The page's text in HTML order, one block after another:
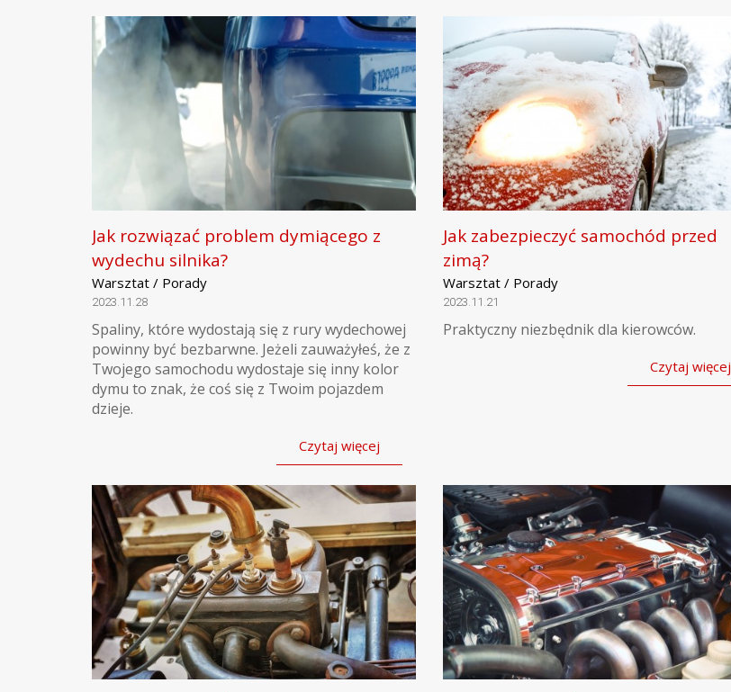
Jak rozwiązać problem dymiącego z
wydechu silnika?
Warsztat / Porady
2023.11.28
Spaliny, które wydostają się z rury wydechowej
powinny być bezbarwne. Jeżeli zauważyłeś, że z
Twojego samochodu wydostaje się inny kolor
dymu to znak, że coś się z Twoim pojazdem
dzieje.
Czytaj więcej
Jak zabezpieczyć samochód przed
zimą?
Warsztat / Porady
2023.11.21
Praktyczny niezbędnik dla kierowców.
Czytaj więcej